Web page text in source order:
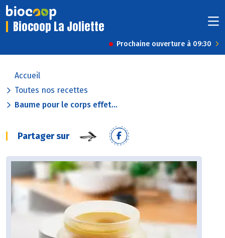
Biocoop La Joliette
Prochaine ouverture à 09:30
Accueil
Toutes nos recettes
Baume pour le corps effet...
Partager sur